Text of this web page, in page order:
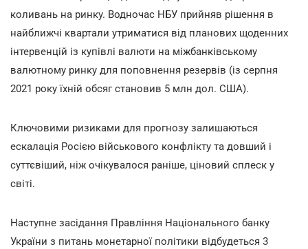
коливань на ринку. Водночас НБУ прийняв рішення в
найближчі квартали утриматися від планових щоденних
інтервенцій із купівлі валюти на міжбанківському
валютному ринку для поповнення резервів (із серпня
2021 року їхній обсяг становив 5 млн дол. США).
Ключовими ризиками для прогнозу залишаються
ескалація Росією військового конфлікту та довший і
суттєвіший, ніж очікувалося раніше, ціновий сплеск у
світі.
Наступне засідання Правління Національного банку
України з питань монетарної політики відбудеться 3